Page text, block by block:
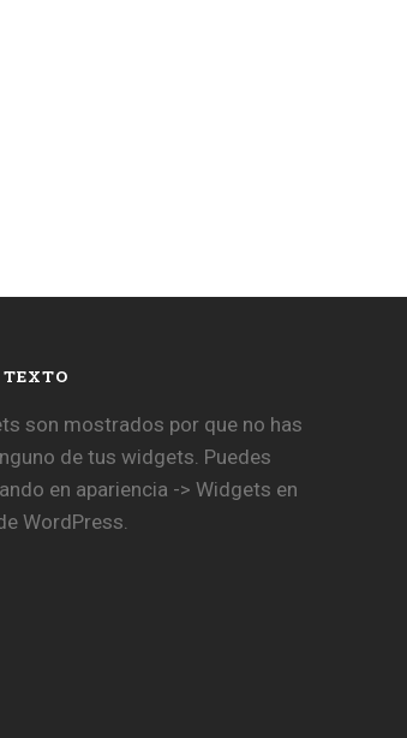
son mostrados por que no has
de tus widgets. Puedes
en apariencia -> Widgets en
WordPress.